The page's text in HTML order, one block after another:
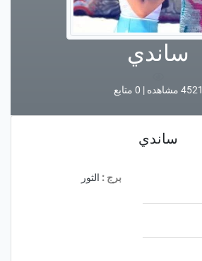
ساندي
4521 مشاهده | 0 متابع
ساندي
برج : الثور